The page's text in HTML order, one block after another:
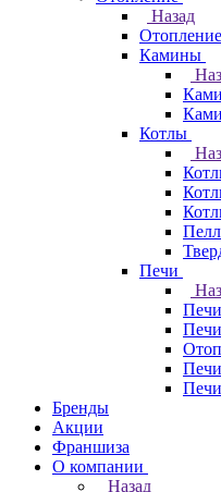
Назад
Отопление
Камины
Котлы
Печи
Печи
Бренды
Акции
Франшиза
О компании
Назад